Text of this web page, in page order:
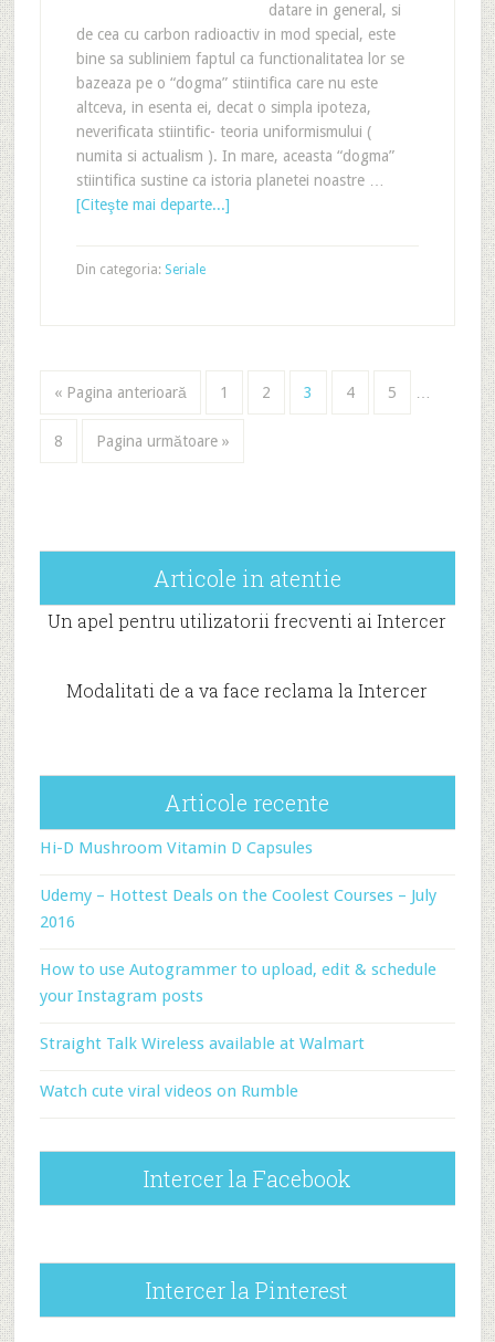
datare in general, si
de cea cu carbon radioactiv in mod special, este
bine sa subliniem faptul ca functionalitatea lor se
bazeaza pe o “dogma” stiintifica care nu este
altceva, in esenta ei, decat o simpla ipoteza,
neverificata stiintific- teoria uniformismului (
numita si actualism ). In mare, aceasta “dogma”
stiintifica sustine ca istoria planetei noastre …
[Citeşte mai departe...]
Din categoria: Seriale
« Pagina anterioară 1 2 3 4 5
8 Pagina următoare »
Articole in atentie
Un apel pentru utilizatorii frecventi ai Intercer
Modalitati de a va face reclama la Intercer
Articole recente
Hi-D Mushroom Vitamin D Capsules
Udemy – Hottest Deals on the Coolest Courses – July
2016
How to use Autogrammer to upload, edit & schedule
your Instagram posts
Straight Talk Wireless available at Walmart
Watch cute viral videos on Rumble
Intercer la Facebook
Intercer la Pinterest